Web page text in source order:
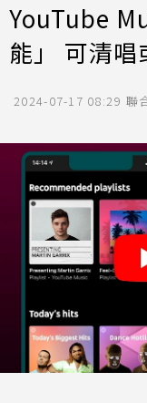
YouTube
能」 可清
2024-07-17 08:29 聯